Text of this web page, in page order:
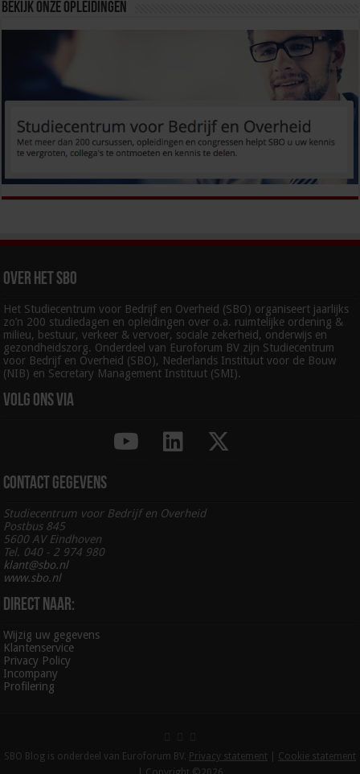
Bekijk onze opleidingen
Over het SBO
Het Studiecentrum voor Bedrijf en Overheid (SBO) organiseert jaarlijks
zo’n 200 studiedagen en opleidingen over o.a. ruimtelijke ordening &
milieu, bestuur, verkeer & vervoer, sociale zekerheid, onderwijs en
gezondheidszorg. Onderdeel van Euroforum BV zijn Studiecentrum
voor Bedrijf en Overheid (SBO), Nederlands Instituut voor de Bouw
(NIB) en Secretary Management Instituut (SMI).
Volg ons via
Contact gegevens
Studiecentrum voor Bedrijf en Overheid
Postbus 845
5600 AV Eindhoven
Tel. 040 - 2 974 980
klant@sbo.nl
www.sbo.nl
Direct naar:
Wijzig uw gegevens
Klantenservice
Privacy Policy
Incompany
Profilering
SBO Blog is onderdeel van Euroforum BV. Privacy statement
Cookie statement